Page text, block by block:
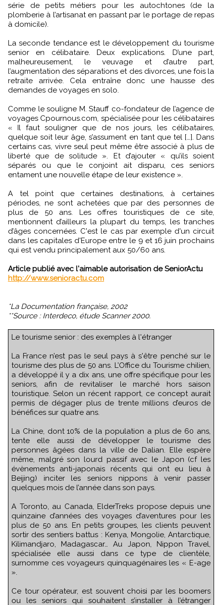
série de petits métiers pour les autochtones (de la
plomberie à l’artisanat en passant par le portage de repas
à domicile).
La seconde tendance est le développement du tourisme
senior en célibataire. Deux explications. D’une part,
malheureusement, le veuvage et d’autre part,
l’augmentation des séparations et des divorces, une fois la
retraite arrivée. Cela entraîne donc une hausse des
demandes de voyages en solo.
Comme le souligne M. Stauff co-fondateur de l’agence de
voyages Cpournous.com, spécialisée pour les célibataires
« Il faut souligner que de nos jours, les célibataires,
quelque soit leur âge, s’assument en tant que tel […]. Dans
certains cas, vivre seul peut même être associé à plus de
liberté que de solitude ». Et d’ajouter « qu’ils soient
séparés ou que le conjoint ait disparu, ces seniors
entament une nouvelle étape de leur existence ».
A tel point que certaines destinations, à certaines
périodes, ne sont achetées que par des personnes de
plus de 50 ans. Les offres touristiques de ce site,
mentionnent d’ailleurs la plupart du temps, les tranches
d’âges concernées. C'est le cas par exemple d'un circuit
dans les capitales d'Europe entre le 9 et 16 juin prochains
qui est vendu principalement aux 50/60 ans.
Article publié avec l'aimable autorisation de SeniorActu
http://www.senioractu.com
*La Documentation française, 2002
**Source : Interdeco, étude Scanner 2000.
Le tourisme senior : des exemples à l'étranger
La France n’est pas le seul pays à s'être penché sur le
tourisme des plus de 50 ans. L’Office du Tourisme chilien,
a développé il y a dix ans, une offre spécifique pour les
seniors, afin de revitaliser le marché hors saison
touristique. Selon un récent rapport, ce concept aurait
permis de dégager plus de trente millions d’euros de
bénéfices sur quatre ans.
La Chine, dont 10% de la population a plus de 60 ans,
tente elle aussi de développer le tourisme des
personnes âgées dans la ville de Dalian. Elle espère
même, malgré son lourd passif avec le Japon (cf les
évènements anti-japonais récents qui ont eu lieu à
Beijing) inciter les seniors nippons à venir passer
quelques mois de l’année dans son pays.
A Toronto, au Canada, ElderTreks propose depuis une
quinzaine d’années des voyages d’aventures pour les
plus de 50 ans. En petits groupes, les clients peuvent
sortir des sentiers battus : Kenya, Mongolie, Antarctique,
Kilimandjaro, Madagascar… Au Japon, Nippon Travel,
spécialisée elle aussi dans ce type de clientèle,
surnomme ces voyageurs quinquagénaires les « E-age
».
Ce tour opérateur, est souvent choisi par les boomers
ou les seniors qui souhaitent s’installer à l’étranger